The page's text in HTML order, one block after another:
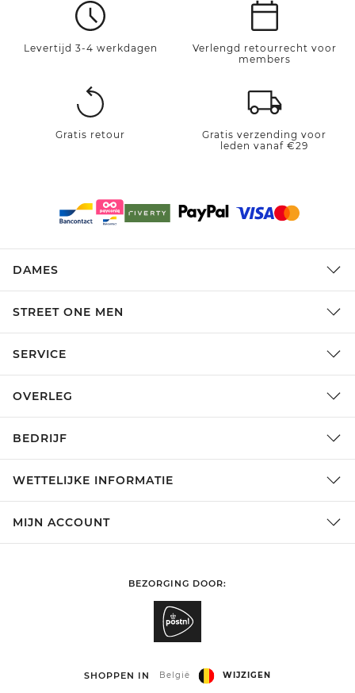
Levertijd 3-4 werkdagen
Verlengd retourrecht voor
members
Gratis retour
Gratis verzending voor
leden vanaf €29
DAMES
STREET ONE MEN
SERVICE
OVERLEG
BEDRIJF
WETTELIJKE INFORMATIE
MIJN ACCOUNT
BEZORGING DOOR:
SHOPPEN IN België WIJZIGEN